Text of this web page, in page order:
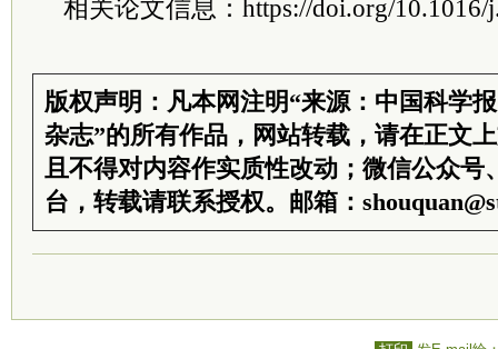
相关论文信息： https://doi.org/10.1016/
版权声明：凡本网注明“来源：中国科学
杂志”的所有作品，网站转载，请在正文
且不得对内容作实质性改动；微信公众号
台，转载请联系授权。邮箱：